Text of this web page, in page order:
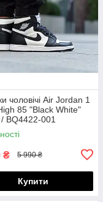
чоловічі Air Jordan 1
85 "Black White"
BQ4422-001
₴ 5 990 ₴
Купити